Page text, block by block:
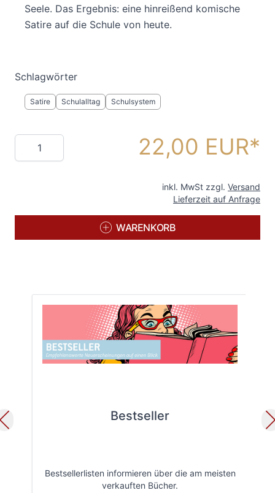
Seele. Das Ergebnis: eine hinreißend komische
Satire auf die Schule von heute.
Schlagwörter
Satire Schulalltag Schulsystem
Menge 22,00 EUR
inkl. MwSt zzgl. Versand
Lieferzeit auf Anfrage
WARENKORB
Bestseller
Bestsellerlisten informieren über die am meisten
verkauften Bücher.